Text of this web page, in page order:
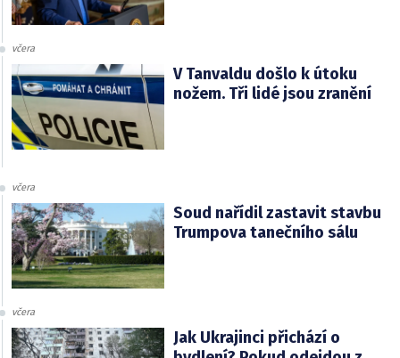
včera
V Tanvaldu došlo k útoku
nožem. Tři lidé jsou zranění
včera
Soud nařídil zastavit stavbu
Trumpova tanečního sálu
včera
Jak Ukrajinci přichází o